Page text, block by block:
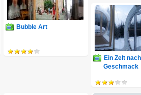
Bubble Art
Endlich ohne
Maul fliegen
Ein Zelt
Geschmack